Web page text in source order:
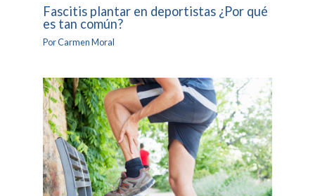
Fascitis plantar en deportistas ¿Por qué
es tan común?
PorCarmen Moral